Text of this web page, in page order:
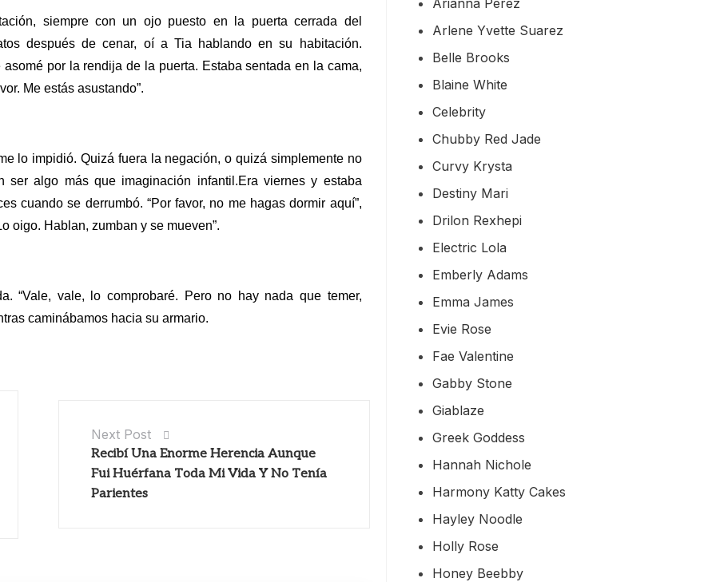
siempre con un ojo puesto en la puerta cerrada del
después de cenar, oí a Tia hablando en su habitación.
por la rendija de la puerta. Estaba sentada en la cama,
Me estás asustando”.
lo impidió. Quizá fuera la negación, o quizá simplemente no
algo más que imaginación infantil.Era viernes y estaba
cuando se derrumbó. “Por favor, no me hagas dormir aquí”,
oigo. Hablan, zumban y se mueven”.
“Vale, vale, lo comprobaré. Pero no hay nada que temer,
caminábamos hacia su armario.
Next Post
Recibí Una Enorme Herencia Aunque
Fui Huérfana Toda Mi Vida Y No Tenía
Parientes
Arlene Yvette Suarez
Belle Brooks
Blaine White
Celebrity
Chubby Red Jade
Curvy Krysta
Destiny Mari
Drilon Rexhepi
Electric Lola
Emberly Adams
Emma James
Evie Rose
Fae Valentine
Gabby Stone
Giablaze
Greek Goddess
Hannah Nichole
Harmony Katty Cakes
Hayley Noodle
Holly Rose
Honey Beebby